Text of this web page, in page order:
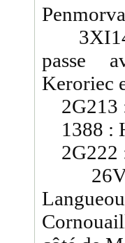
passe
Keroriec
2G213
1388 :
2G222